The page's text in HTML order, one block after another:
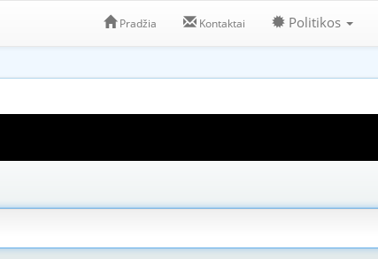
Pradžia Kontaktai Politikos